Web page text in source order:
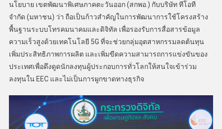
นโยบาย เขตพัฒนาพิเศษภาคตะวันออก (สกพอ.) กับบริษัท ทีโอที
จำกัด (มหาชน) ว่า ถือเป็นก้าวสำคัญในการพัฒนาการใช้โครงสร้าง
พื้นฐานระบบโทรคมนาคมและดิจิทัล เพื่อรองรับการสื่อสารข้อมูล
ความเร็วสูงด้วยเทคโนโลยี 5G ที่จะช่วยกลุ่มอุตสาหกรรมลดต้นทุน
เพิ่มประสิทธิภาพการผลิต และเพิ่มขีดความสามารถการแข่งขันของ
ประเทศเพื่อดึงดูดนักลงทุนผู้ประกอบการทั่วโลกให้สนใจเข้าร่วม
ลงทุนใน EEC และไม่เป็นการผูกขาดทางธุรกิจ